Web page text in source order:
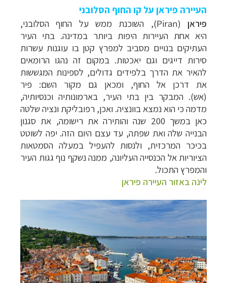
העיירה פיראן על קו החוף הסלובני
פיראן(
Piran
), השוכנת ממש על החוף הסלובני,
היא אחת העיירות היפות ביותר במדינה. בתי העיר
העתיקים בנויים מסביב למפרץ קטן בו עוגנות עשרות
סירות דייגים וגם יאכטות. במקום זה נהגו הרומאים
להאיר את הדרך בלפידים גדולים, לספינות המגששות
את דרכן אל החוף, ומכאן גם מקור השם: פיר
(אש). המבקר בין בתי העיר, בארמונותיה וכנסיותיה,
מדמה כי הוא נמצא בוונציה. ואכן, רפובליקת ונציה שלטה
כאן במשך 200 שנה והותירה את רישומה, את סגנון
הבנייה שלה ואת שפתה, עד עצם היום הזה.יפה לשוטט
בכיכר המרכזית, ולנסות להעפיל במעלה הסמטאות
הציוריות אל הכנסייה העליונה, ממנה נשקף נוף גגות העיר
והמפרץ התכול.
לינה באזור העיירה פיראן